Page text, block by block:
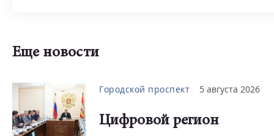
Еще новости
Городской проспект 5 августа 2026
Цифровой регион